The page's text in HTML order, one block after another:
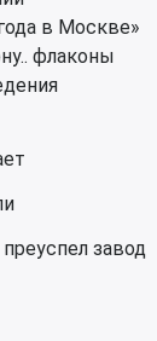
в Москве»
флаконы
завод